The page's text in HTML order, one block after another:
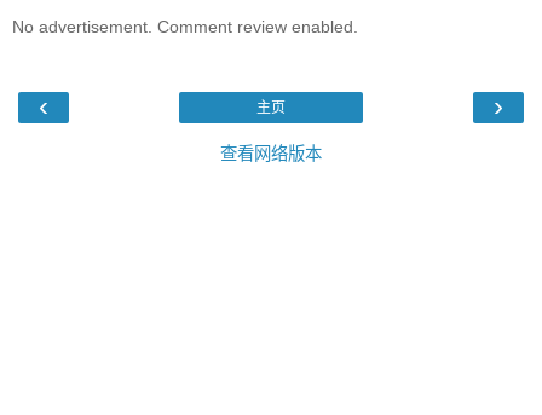
No advertisement. Comment review enabled.
‹ ›
主页
查看网络版本